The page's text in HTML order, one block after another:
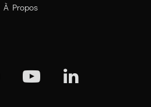
À Propos